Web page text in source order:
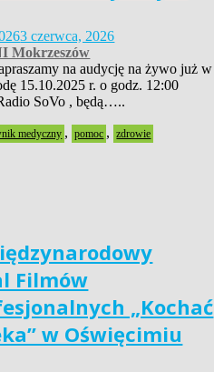
3 czerwca, 2026
Mokrzeszów
na audycję na żywo już w
15.10.2025 r. o godz. 12:00
SoVo , będą…..
medyczny , pomoc , zdrowie
Filmów
„Kochać
w Oświęcimiu